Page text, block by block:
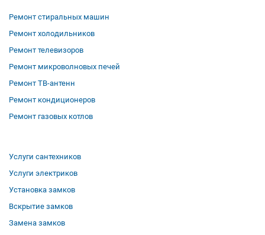
Ремонт стиральных машин
Ремонт холодильников
Ремонт телевизоров
Ремонт микроволновых печей
Ремонт ТВ-антенн
Ремонт кондиционеров
Ремонт газовых котлов
Услуги сантехников
Услуги электриков
Установка замков
Вскрытие замков
Замена замков